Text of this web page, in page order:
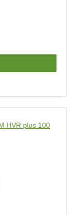
HVR plus 100